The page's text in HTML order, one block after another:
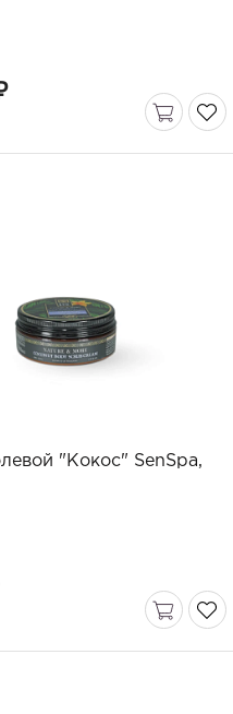
"Кокос" SenSpa,